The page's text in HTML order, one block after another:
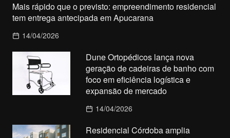
Mais rápido que o previsto: empreendimento residencial
tem entrega antecipada em Apucarana
14/04/2026
Dune Ortopédicos lança nova
geração de cadeiras de banho com
foco em eficiência logística e
expansão de mercado
14/04/2026
Residencial Córdoba amplia